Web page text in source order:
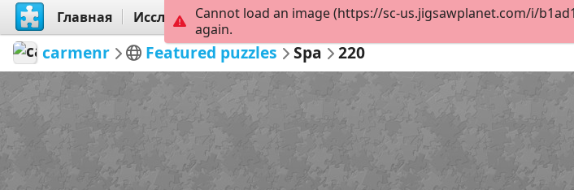
Главная Исследовать Создать
carmenr Featured puzzles Spa 220
Cannot load an image (https://sc-us.jigsawplanet.com/i/
again.